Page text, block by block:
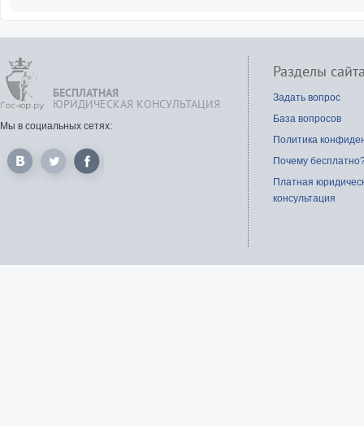
БЕСПЛАТНАЯ
ЮРИДИЧЕСКАЯ КОНСУЛЬТАЦИЯ
Мы в социальных сетях:
Разделы
Задать вопрос
База вопросов
Политика
Почему
Платная
консультация